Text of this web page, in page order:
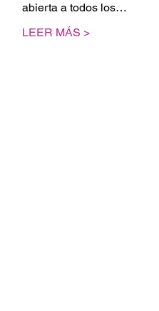
abierta a todos los…
LEER MÁS >